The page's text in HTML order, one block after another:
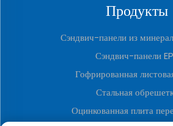
Продукты
Сэндвич-панели из
Сэндвич-панели
Гофрированная
Стальная
Оцинкованная плита